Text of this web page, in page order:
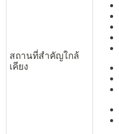
สถานที่สำคัญใกล้
เคียง